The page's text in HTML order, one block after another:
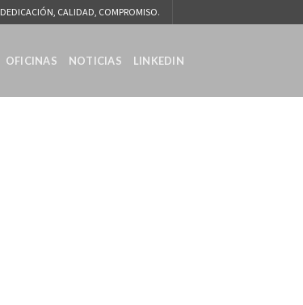
DEDICACIÓN, CALIDAD, COMPROMISO.
OFICINAS NOTICIAS LINKEDIN